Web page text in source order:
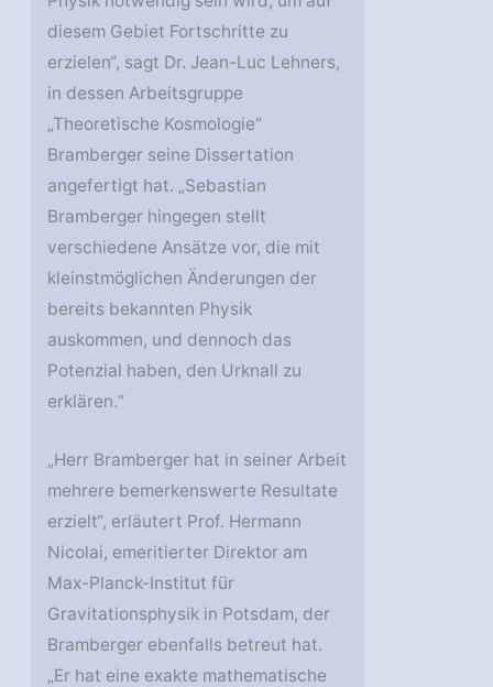
diesem Gebiet Fortschritte zu
erzielen“, sagt Dr. Jean-Luc Lehners,
in dessen Arbeitsgruppe
„Theoretische Kosmologie“
Bramberger seine Dissertation
angefertigt hat. „Sebastian
Bramberger hingegen stellt
verschiedene Ansätze vor, die mit
kleinstmöglichen Änderungen der
bereits bekannten Physik
auskommen, und dennoch das
Potenzial haben, den Urknall zu
erklären.“
„Herr Bramberger hat in seiner Arbeit
mehrere bemerkenswerte Resultate
erzielt“, erläutert Prof. Hermann
Nicolai, emeritierter Direktor am
Max-Planck-Institut für
Gravitationsphysik in Potsdam, der
Bramberger ebenfalls betreut hat.
„Er hat eine exakte mathematische